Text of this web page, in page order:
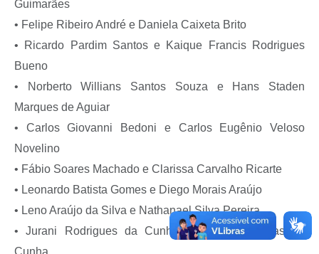
Guimarães
• Felipe Ribeiro André e Daniela Caixeta Brito
• Ricardo Pardim Santos e Kaique Francis Rodrigues
Bueno
• Norberto Willians Santos Souza e Hans Staden
Marques de Aguiar
• Carlos Giovanni Bedoni e Carlos Eugênio Veloso
Novelino
• Fábio Soares Machado e Clarissa Carvalho Ricarte
• Leonardo Batista Gomes e Diego Morais Araújo
• Leno Araújo da Silva e Nathanael Silva Pereira
• Jurani Rodrigues da Cunha e Leandro Vargas da